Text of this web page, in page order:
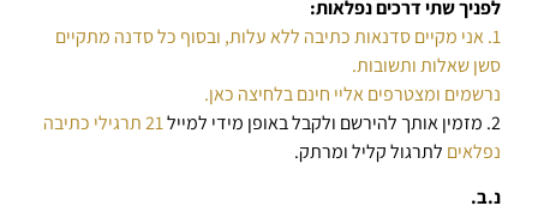
לפניך שתי דרכים נפלאות:
1. אני מקיים סדנאות כתיבה ללא עלות, ובסוף כל סדנה מתקיים
סשן שאלות ותשובות.
נרשמים ומצטרפים אליי חינם בלחיצה כאן.
2. מזמין אותך להירשם ולקבל באופן מידי למייל
21 תרגילי כתיבה
נפלאים לתרגול קליל ומרתק.
נ.ב.